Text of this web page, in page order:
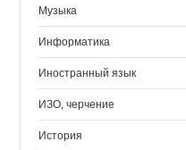
Музыка
Информатика
Иностранный язык
ИЗО, черчение
История